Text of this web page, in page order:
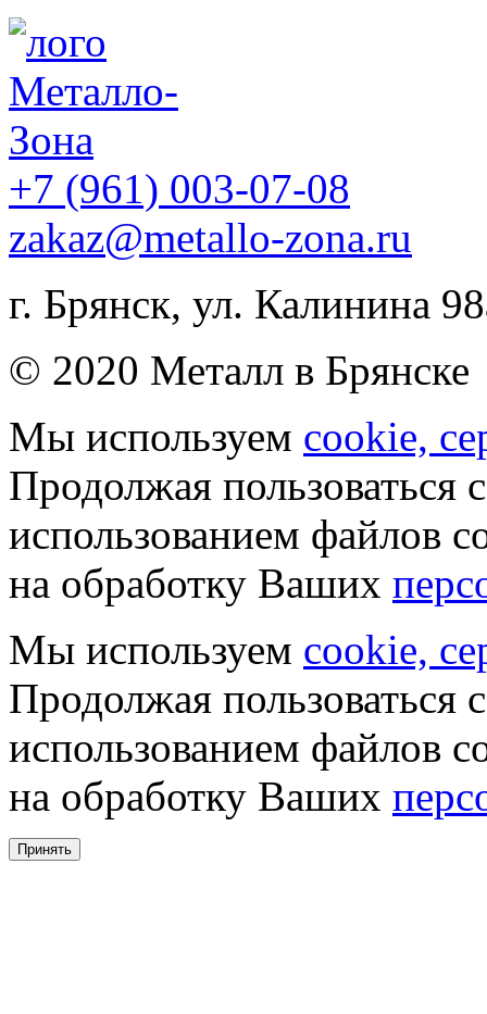
+7 (961) 003-07-08
zakaz@metallo-zona.ru
г. Брянск, ул. Калинина
© 2020 Металл в Брянске
Мы используем cookie,
Продолжая пользоваться
использованием файлов
на обработку Ваших
Мы используем cookie,
Продолжая пользоваться
использованием файлов
на обработку Ваших
Принять